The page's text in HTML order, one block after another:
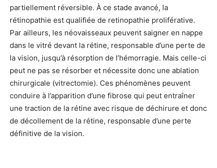
partiellement réversible. À ce stade avancé, la
rétinopathie est qualifiée de retinopathie proliférative.
Par ailleurs, les néovaisseaux peuvent saigner en nappe
dans le vitré devant la rétine, responsable d’une perte de
la vision, jusqu’à résorption de l’hémorragie. Mais celle-ci
peut ne pas se résorber et nécessite donc une ablation
chirurgicale (vitrectomie). Ces phénomènes peuvent
conduire à l’apparition d’une fibrose qui peut entraîner
une traction de la rétine avec risque de déchirure et donc
de décollement de la rétine, responsable d’une perte
définitive de la vision.